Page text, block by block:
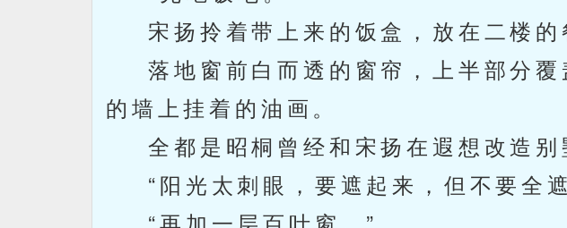
宋扬拎着带上来的饭盒，放在二楼的
落地窗前白而透的窗帘，上半部分覆
的墙上挂着的油画。
全都是昭桐曾经和宋扬在遐想改造别
“阳光太刺眼，要遮起来，但不要全